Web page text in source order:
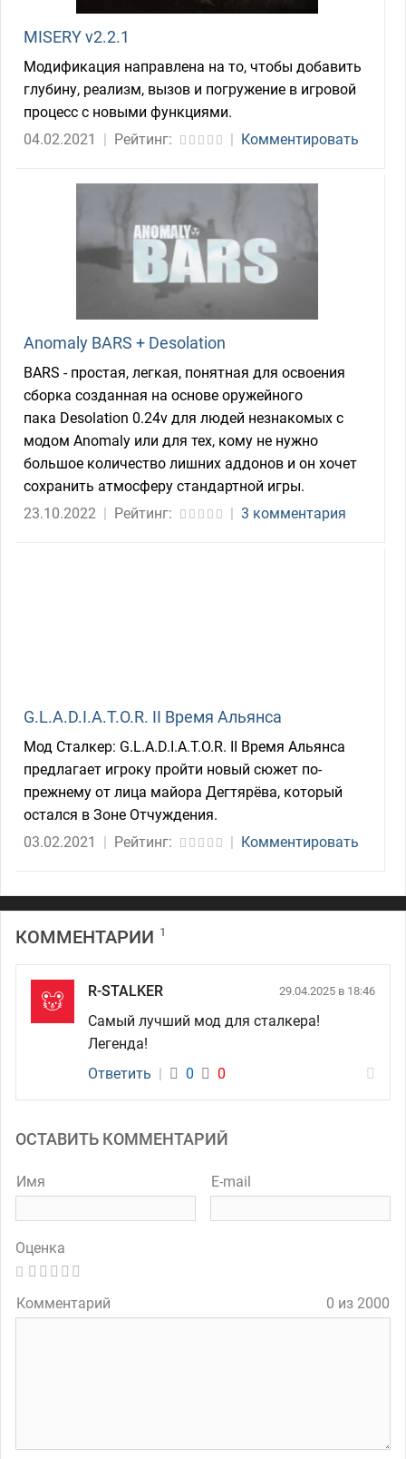
MISERY v2.2.1
Модификация направлена на то, чтобы добавить
глубину, реализм, вызов и погружение в игровой
процесс с новыми функциями.
04.02.2021
| Рейтинг: | Комментировать
Anomaly BARS + Desolation
BARS - простая, легкая, понятная для освоения
сборка созданная на основе оружейного
пака Desolation 0.24v для людей незнакомых с
модом Anomaly или для тех, кому не нужно
большое количество лишних аддонов и он хочет
сохранить атмосферу стандартной игры.
23.10.2022 | Рейтинг: | 3 комментария
G.L.A.D.I.A.T.O.R. II Время Альянса
Мод Сталкер: G.L.A.D.I.A.T.O.R. II Время Альянса
предлагает игроку пройти новый сюжет по-
прежнему от лица майора Дегтярёва, который
остался в Зоне Отчуждения.
03.02.2021
| Рейтинг: | Комментировать
КОММЕНТАРИИ 1
R-STALKER 29.04.2025 в 18:46
Самый лучший мод для сталкера!
Легенда!
Ответить | 0 0
ОСТАВИТЬ КОММЕНТАРИЙ
Имя E-mail
Оценка
Комментарий 0 из 2000